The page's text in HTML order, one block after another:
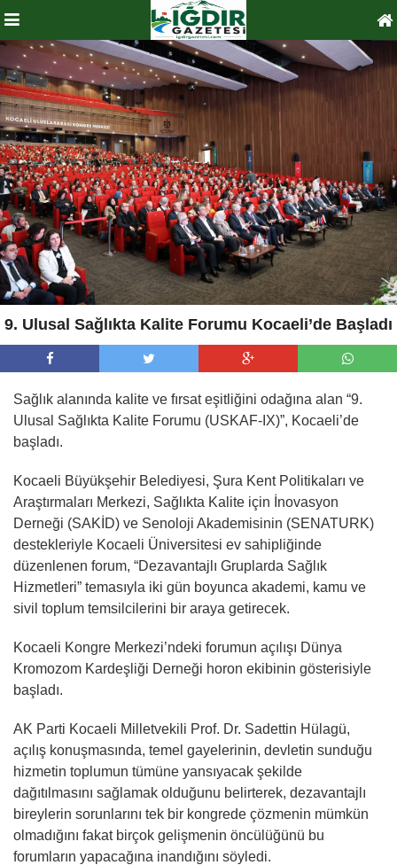
9. Ulusal Sağlıkta Kalite Forumu Kocaeli’de Başladı
Sağlık alanında kalite ve fırsat eşitliğini odağına alan “9.
Ulusal Sağlıkta Kalite Forumu (USKAF-IX)”, Kocaeli’de
başladı.
Kocaeli Büyükşehir Belediyesi, Şura Kent Politikaları ve
Araştırmaları Merkezi, Sağlıkta Kalite için İnovasyon
Derneği (SAKİD) ve Senoloji Akademisinin (SENATURK)
destekleriyle Kocaeli Üniversitesi ev sahipliğinde
düzenlenen forum, “Dezavantajlı Gruplarda Sağlık
Hizmetleri” temasıyla iki gün boyunca akademi, kamu ve
sivil toplum temsilcilerini bir araya getirecek.
Kocaeli Kongre Merkezi’ndeki forumun açılışı Dünya
Kromozom Kardeşliği Derneği horon ekibinin gösterisiyle
başladı.
AK Parti Kocaeli Milletvekili Prof. Dr. Sadettin Hülagü,
açılış konuşmasında, temel gayelerinin, devletin sunduğu
hizmetin toplumun tümüne yansıyacak şekilde
dağıtılmasını sağlamak olduğunu belirterek, dezavantajlı
bireylerin sorunlarını tek bir kongrede çözmenin mümkün
olmadığını fakat birçok gelişmenin öncülüğünü bu
forumların yapacağına inandığını söyledi.